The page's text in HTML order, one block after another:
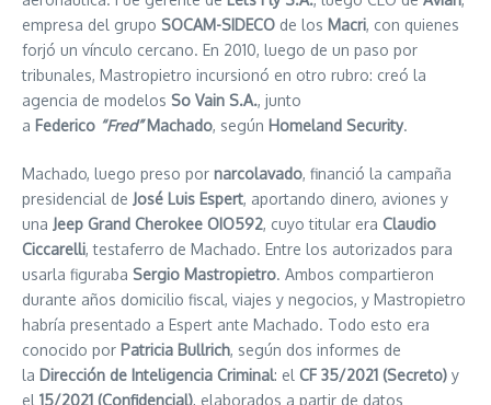
empresa del grupo SOCAM-SIDECO de los Macri, con quienes
forjó un vínculo cercano. En 2010, luego de un paso por
tribunales, Mastropietro incursionó en otro rubro: creó la
agencia de modelos So Vain S.A., junto
a Federico “Fred”Machado, según Homeland Security.
Machado, luego preso por narcolavado, financió la campaña
presidencial de José Luis Espert, aportando dinero, aviones y
una Jeep Grand Cherokee OIO592, cuyo titular era Claudio
Ciccarelli, testaferro de Machado. Entre los autorizados para
usarla figuraba Sergio Mastropietro. Ambos compartieron
durante años domicilio fiscal, viajes y negocios, y Mastropietro
habría presentado a Espert ante Machado. Todo esto era
conocido por Patricia Bullrich, según dos informes de
la Dirección de Inteligencia Criminal: el CF 35/2021 (Secreto) y
el 15/2021 (Confidencial), elaborados a partir de datos